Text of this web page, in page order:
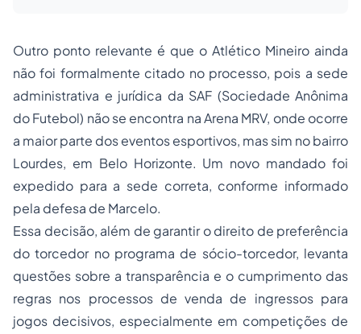
Outro ponto relevante é que o Atlético Mineiro ainda
não foi formalmente citado no processo, pois a sede
administrativa e jurídica da SAF (Sociedade Anônima
do Futebol) não se encontra na Arena MRV, onde ocorre
a maior parte dos eventos esportivos, mas sim no bairro
Lourdes, em Belo Horizonte. Um novo mandado foi
expedido para a sede correta, conforme informado
pela defesa de Marcelo.
Essa decisão, além de garantir o direito de preferência
do torcedor no programa de sócio-torcedor, levanta
questões sobre a transparência e o cumprimento das
regras nos processos de venda de ingressos para
jogos decisivos, especialmente em competições de